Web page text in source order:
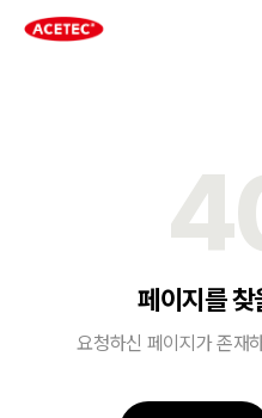
페이지를 찾
요청하신 페이지가 존재